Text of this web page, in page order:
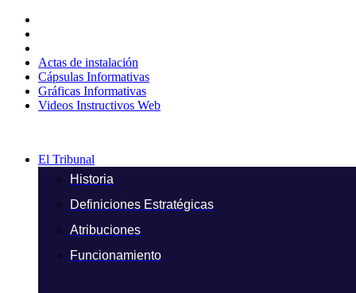
contenido
Actas de instalación
Cápsulas Informativas
Gráficas Informativas
Videos Instructivos Web
El Tribunal
Historia
Definiciones Estratégicas
Atribuciones
Funcionamiento